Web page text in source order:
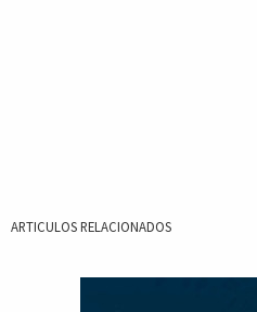
ARTICULOS RELACIONADOS